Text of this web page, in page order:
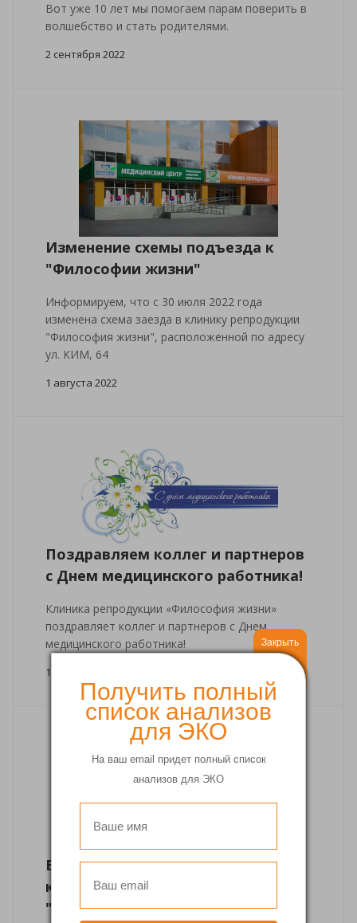
Получить полный
список анализов
для ЭКО
На ваш email придет полный список
анализов для ЭКО
Закрыть
Вот уже 10 лет мы помогаем парам поверить в
волшебство и стать родителями.
2 сентября 2022
Изменение схемы подъезда к
"Философии жизни"
Информируем, что с 30 июля 2022 года
изменена схема заезда в клинику репродукции
"Философия жизни", расположенной по адресу
ул. КИМ, 64
1 августа 2022
Поздравляем коллег и партнеров
с Днем медицинского работника!
Клиника репродукции «Философия жизни»
поздравляет коллег и партнеров с Днем
медицинского работника!
19 июня 2022
Важная информация о работе
клиники репродукции
"Философия жизни"